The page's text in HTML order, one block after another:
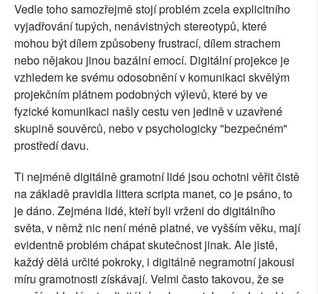
Vedle toho samozřejmě stojí problém zcela explicitního
vyjadřování tupých, nenávistných stereotypů, které
mohou být dílem způsobeny frustrací, dílem strachem
nebo nějakou jinou bazální emocí. Digitální projekce je
vzhledem ke svému odosobnění v komunikaci skvělým
projekčním plátnem podobných výlevů, které by ve
fyzické komunikaci našly cestu ven jedině v uzavřené
skupině souvěrců, nebo v psychologicky "bezpečném"
prostředí davu.
Ti nejméně digitálně gramotní lidé jsou ochotni věřit čistě
na základě pravidla littera scripta manet, co je psáno, to
je dáno. Zejména lidé, kteří byli vrženi do digitálního
světa, v němž nic není méně platné, ve vyšším věku, mají
evidentně problém chápat skutečnost jinak. Ale jistě,
každý dělá určité pokroky, i digitálně negramotní jakousi
míru gramotnosti získávají. Velmi často takovou, že se